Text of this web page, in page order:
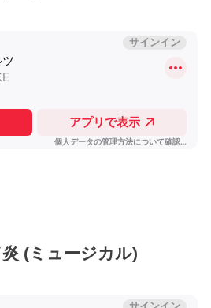
(ミュージカル)